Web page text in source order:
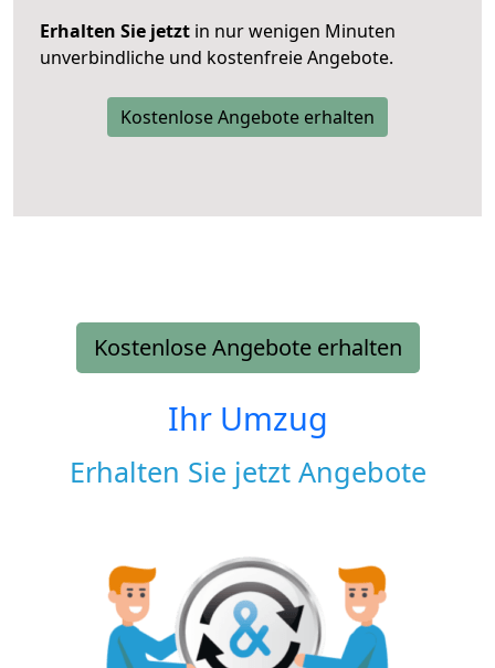
Erhalten Sie jetzt in nur wenigen Minuten
unverbindliche und kostenfreie Angebote.
Kostenlose Angebote erhalten
Kostenlose Angebote erhalten
Ihr Umzug
Erhalten Sie jetzt Angebote